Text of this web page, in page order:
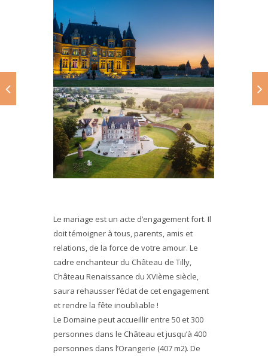
Le mariage est un acte d’engagement fort. Il
doit témoigner à tous, parents, amis et
relations, de la force de votre amour. Le
cadre enchanteur du Château de Tilly,
Château Renaissance du XVIème siècle,
saura rehausser l’éclat de cet engagement
et rendre la fête inoubliable !
Le Domaine peut accueillir entre 50 et 300
personnes dans le Château et jusqu’à 400
personnes dans l’Orangerie (407 m2). De